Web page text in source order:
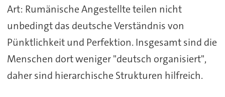
Art: Rumänische Angestellte teilen nicht
unbedingt das deutsche Verständnis von
Pünktlichkeit und Perfektion. Insgesamt sind die
Menschen dort weniger "deutsch organisiert",
daher sind hierarchische Strukturen hilfreich.